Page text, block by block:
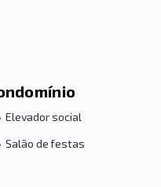
Elevador social
Salão de festas